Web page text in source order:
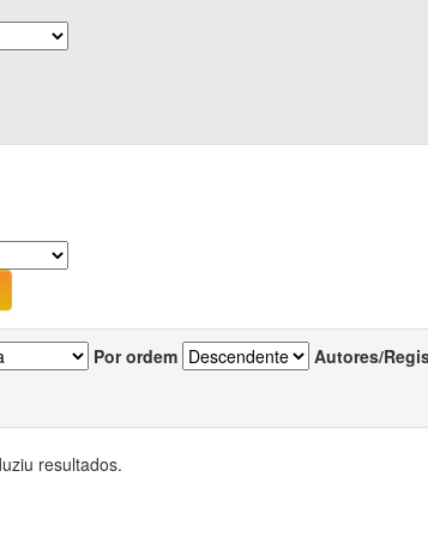
Por ordem Autores/
resultados.